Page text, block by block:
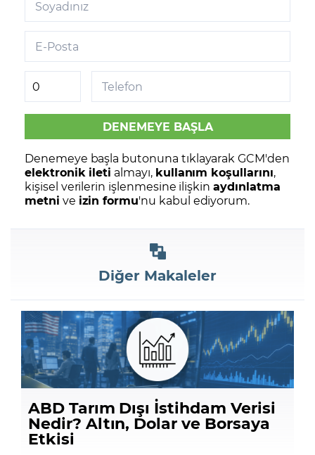
Soyadınız
E-Posta
Telefon
Denemeye başla butonuna tıklayarak GCM'den
elektronik ileti almayı, kullanım koşullarını,
kişisel verilerin işlenmesine ilişkinaydınlatma
metni ve izin formu'nu kabul ediyorum.
Diğer Makaleler
ABD Tarım Dışı İstihdam Verisi
Nedir? Altın, Dolar ve Borsaya
Etkisi